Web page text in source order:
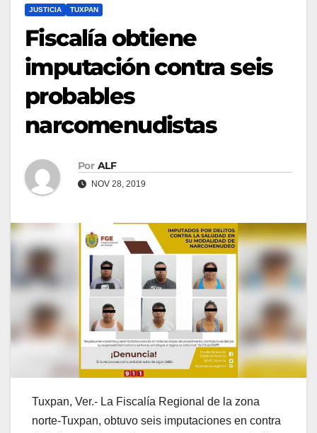
JUSTICIA TUXPAN
Fiscalía obtiene
imputación contra seis
probables
narcomenudistas
Por ALF
NOV 28, 2019
Tuxpan, Ver.- La Fiscalía Regional de la zona
norte-Tuxpan, obtuvo seis imputaciones en contra